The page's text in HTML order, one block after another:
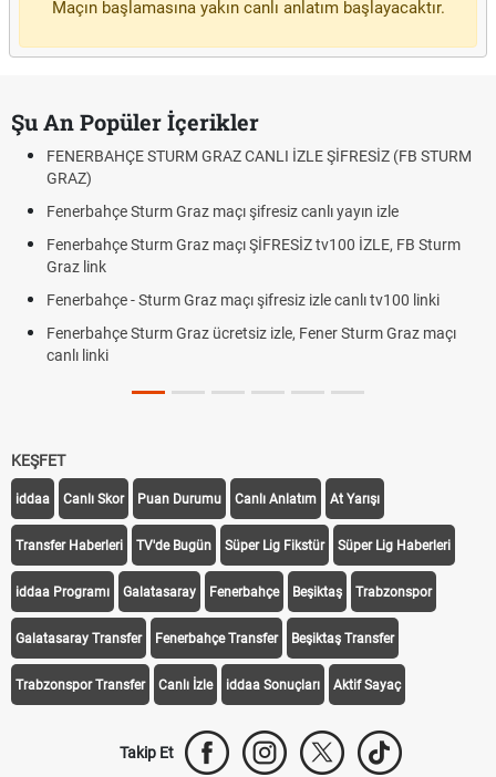
Maçın başlamasına yakın canlı anlatım başlayacaktır.
Şu An Popüler İçerikler
FENERBAHÇE STURM GRAZ CANLI İZLE ŞİFRESİZ (FB STURM
GRAZ)
Fenerbahçe Sturm Graz maçı şifresiz canlı yayın izle
Fenerbahçe Sturm Graz maçı ŞİFRESİZ tv100 İZLE, FB Sturm
Graz link
Fenerbahçe - Sturm Graz maçı şifresiz izle canlı tv100 linki
Fenerbahçe Sturm Graz ücretsiz izle, Fener Sturm Graz maçı
canlı linki
KEŞFET
iddaa Canlı Skor Puan Durumu Canlı Anlatım At Yarışı
Transfer Haberleri TV'de Bugün Süper Lig Fikstür Süper Lig Haberleri
iddaa Programı Galatasaray Fenerbahçe Beşiktaş Trabzonspor
Galatasaray Transfer Fenerbahçe Transfer Beşiktaş Transfer
Trabzonspor Transfer Canlı İzle iddaa Sonuçları Aktif Sayaç
Takip Et